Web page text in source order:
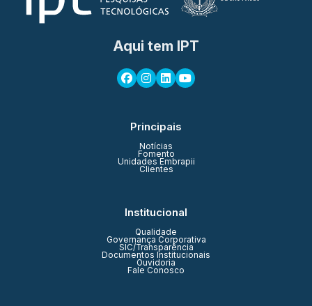
Aqui tem IPT
Principais
Notícias
Fomento
Unidades Embrapii
Clientes
Institucional
Qualidade
Governança Corporativa
SIC/Transparência
Documentos Institucionais
Ouvidoria
Fale Conosco